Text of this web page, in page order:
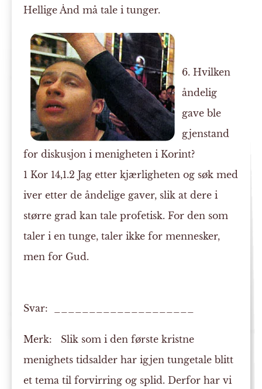
Hellige Ånd må tale i tunger.
6. Hvilken
åndelig
gave ble
gjenstand
for diskusjon i menigheten i Korint?
1 Kor 14,1.2 Jag etter kjærligheten og søk med
iver etter de åndelige gaver, slik at dere i
større grad kan tale profetisk. For den som
taler i en tunge, taler ikke for mennesker,
men for Gud.
Svar: ____________________
Merk: Slik som i den første kristne
menighets tidsalder har igjen tungetale blitt
et tema til forvirring og splid. Derfor har vi